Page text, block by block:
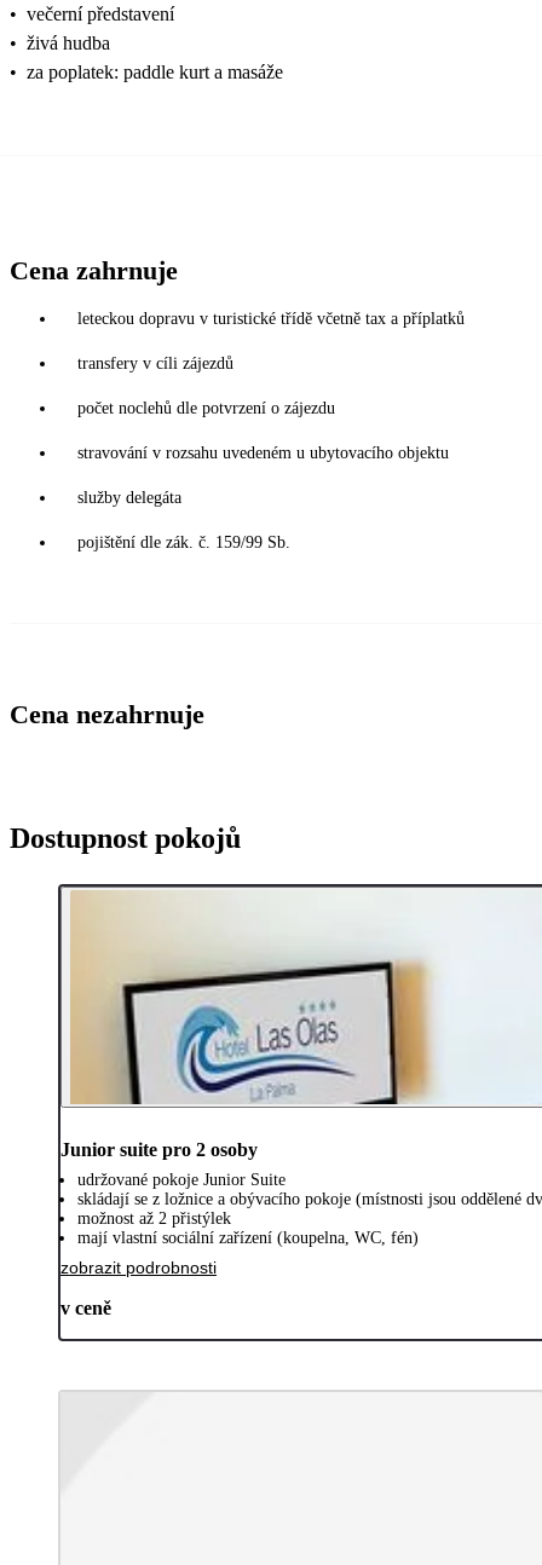
• večerní představení
• živá hudba
• za poplatek: paddle kurt a masáže
Cena zahrnuje
leteckou dopravu v turistické třídě včetně tax a příplatků
transfery v cíli zájezdů
počet noclehů dle potvrzení o zájezdu
stravování v rozsahu uvedeném u ubytovacího objektu
služby delegáta
pojištění dle zák. č. 159/99 Sb.
Cena nezahrnuje
Dostupnost pokojů
Junior suite pro 2 osoby
udržované pokoje Junior Suite
skládají se z ložnice a obývacího pokoje (místnosti jsou oddělené
možnost až 2 přistýlek
mají vlastní sociální zařízení (koupelna, WC, fén)
zobrazit podrobnosti
v ceně